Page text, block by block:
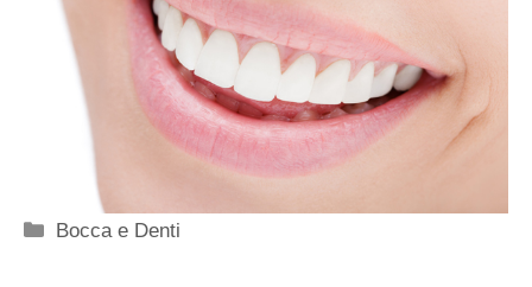
Categorie
Bocca e Denti